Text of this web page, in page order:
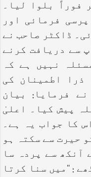
فوراً بلوا لیا۔
فرمائی اور
ڈاکٹر صاحب نے
سے دریافت کرنے
نہیں ہے کہ
ذرا اطمینان کی
فرمایا: بیان
پیش کیا۔ اعلیٰ
کا جواب یہ ہے۔
حیرت سے سکتہ ہو
آنکھ سے پردہ سا
: ‘‘میں سنا کرتا